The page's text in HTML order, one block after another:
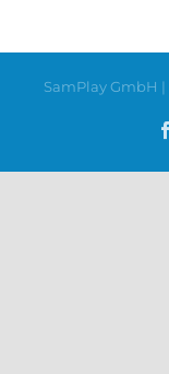
SamPlay GmbH |